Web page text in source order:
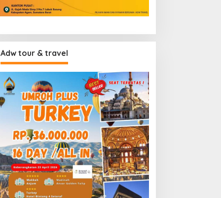
Adw tour & travel